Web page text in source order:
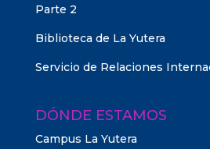
Parte 2
Biblioteca de La Yutera
Servicio de Relaciones
DÓNDE ESTAMOS
Campus La Yutera